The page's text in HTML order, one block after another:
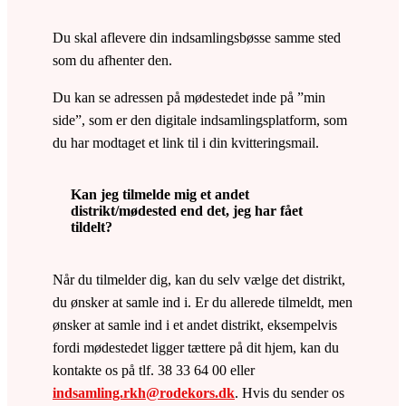
Du skal aflevere din indsamlingsbøsse samme sted
som du afhenter den.
Du kan se adressen på mødestedet inde på ”min
side”, som er den digitale indsamlingsplatform, som
du har modtaget et link til i din kvitteringsmail.
Kan jeg tilmelde mig et andet
distrikt/mødested end det, jeg har fået
tildelt?
Når du tilmelder dig, kan du selv vælge det distrikt,
du ønsker at samle ind i. Er du allerede tilmeldt, men
ønsker at samle ind i et andet distrikt, eksempelvis
fordi mødestedet ligger tættere på dit hjem, kan du
kontakte os på tlf. 38 33 64 00 eller
indsamling.rkh@rodekors.dk. Hvis du sender os